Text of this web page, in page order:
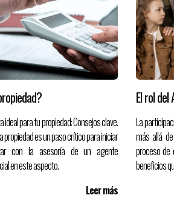
para tu propiedad: Consejos clave.
propiedad es un paso crítico para iniciar
con la asesoría de un agente
en este aspecto.
Leer más
El rol del
La
más allá
proceso de
beneficios